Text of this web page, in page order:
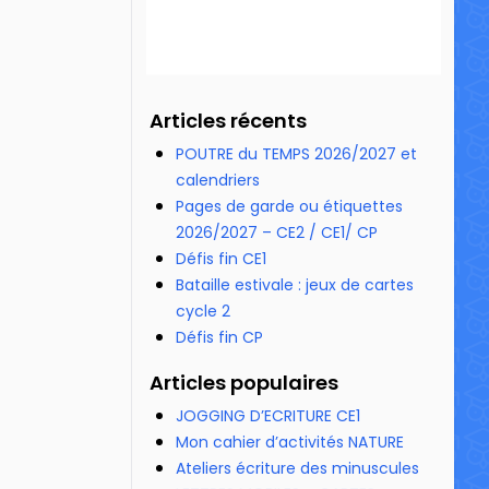
Articles récents
POUTRE du TEMPS 2026/2027 et
calendriers
Pages de garde ou étiquettes
2026/2027 – CE2 / CE1/ CP
Défis fin CE1
Bataille estivale : jeux de cartes
cycle 2
Défis fin CP
Articles populaires
JOGGING D’ECRITURE CE1
Mon cahier d’activités NATURE
Ateliers écriture des minuscules